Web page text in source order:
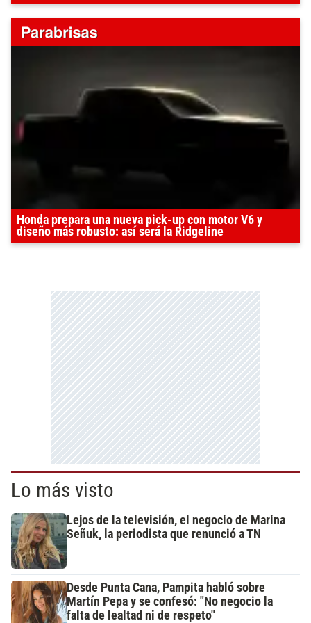
Honda prepara una nueva pick-up con motor V6 y
diseño más robusto: así será la Ridgeline
Lo más visto
Lejos de la televisión, el negocio de Marina
Señuk, la periodista que renunció a TN
Desde Punta Cana, Pampita habló sobre
Martín Pepa y se confesó: "No negocio la
falta de lealtad ni de respeto"